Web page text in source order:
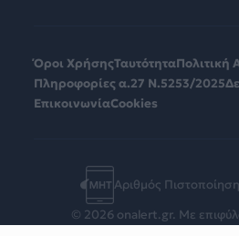
Όροι ΧρήσηςΤαυτότηταΠολιτική
Πληροφορίες α.27 Ν.5253/2025
ΕπικοινωνίαCookies
Αριθμός
© 2026 onalert.gr. Με